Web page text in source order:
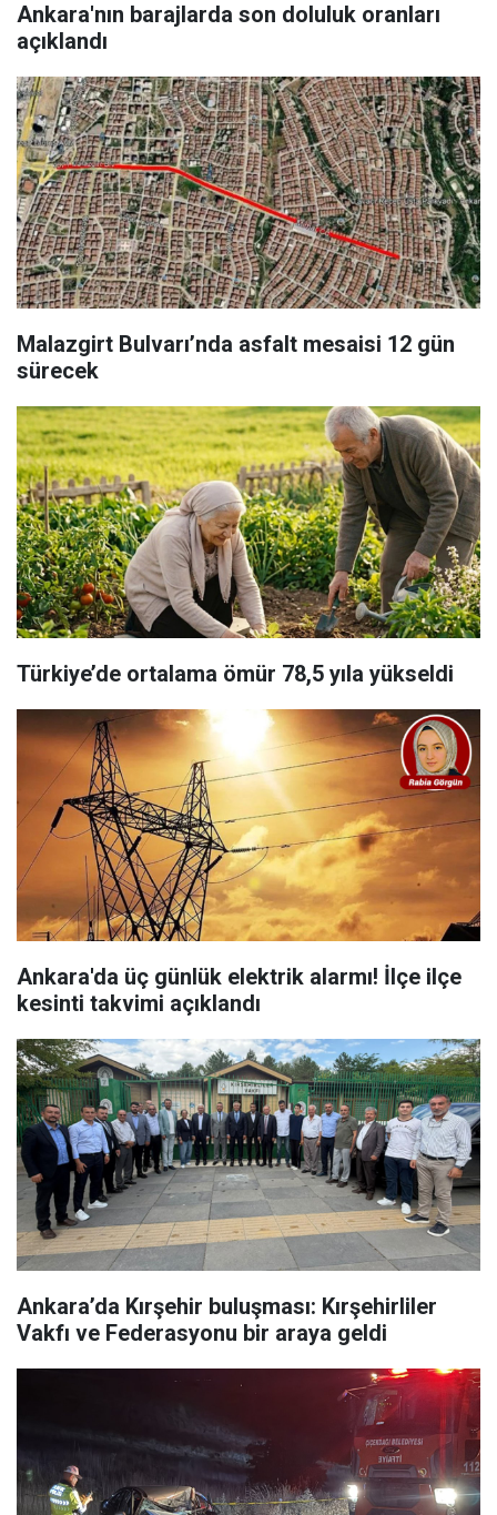
Ankara'nın barajlarda son doluluk oranları
açıklandı
Malazgirt Bulvarı’nda asfalt mesaisi 12 gün
sürecek
Türkiye’de ortalama ömür 78,5 yıla yükseldi
Ankara'da üç günlük elektrik alarmı! İlçe ilçe
kesinti takvimi açıklandı
Ankara’da Kırşehir buluşması: Kırşehirliler
Vakfı ve Federasyonu bir araya geldi